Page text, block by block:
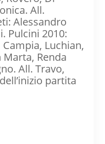
All.
Alessandro
Pulcini 2010:
Luchian,
Renda
All. Travo,
partita